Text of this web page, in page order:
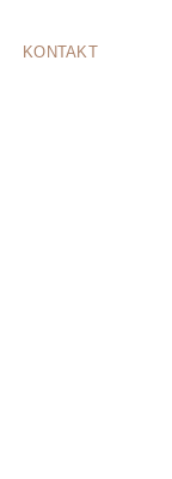
KONTAKT